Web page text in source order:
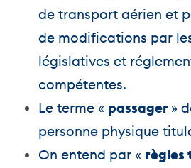
de transport aérien et
de modifications par
législatives et
compétentes.
Le terme « passager »
personne physique
On entend par « règles